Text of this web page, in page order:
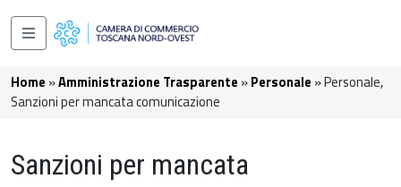
Salta al contenuto principale
Navigazione principale
Briciole di pane
Home Amministrazione Trasparente Personale
Personale,
Sanzioni per mancata comunicazione
Sanzioni per mancata